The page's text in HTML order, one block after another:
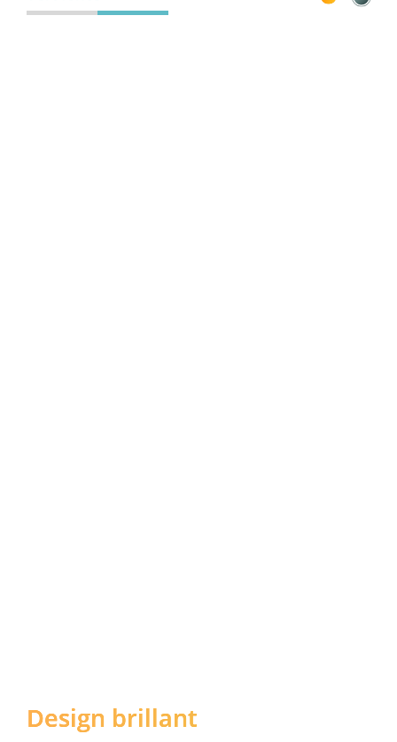
Design brillant